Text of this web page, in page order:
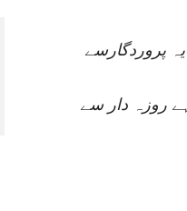
روزہ دار سے